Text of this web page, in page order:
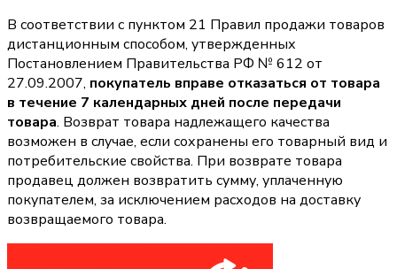
В соответствии с пунктом 21 Правил продажи товаров
дистанционным способом, утвержденных
Постановлением Правительства РФ № 612 от
27.09.2007, покупатель вправе отказаться от товара
в течение 7 календарных дней после передачи
товара. Возврат товара надлежащего качества
возможен в случае, если сохранены его товарный вид и
потребительские свойства. При возврате товара
продавец должен возвратить сумму, уплаченную
покупателем, за исключением расходов на доставку
возвращаемого товара.